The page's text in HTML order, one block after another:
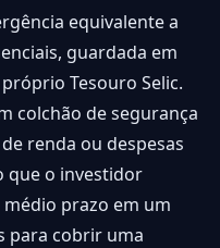
equivalente a
guardada em
Tesouro Selic.
colchão de segurança
renda ou despesas
que o investidor
prazo em um
para cobrir uma